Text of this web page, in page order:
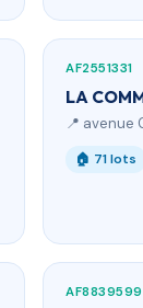
AF2551331
LA
📍 avenue
🏠 71 lots
AF8839599